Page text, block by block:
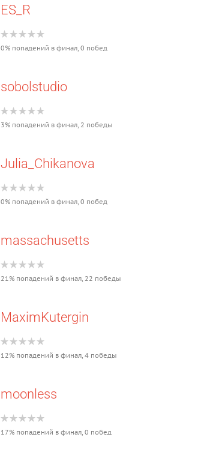
ES_R
0% попадений в финал, 0 побед
sobolstudio
3% попадений в финал, 2 победы
Julia_Chikanova
0% попадений в финал, 0 побед
massachusetts
21% попадений в финал, 22 победы
MaximKutergin
12% попадений в финал, 4 победы
moonless
17% попадений в финал, 0 побед